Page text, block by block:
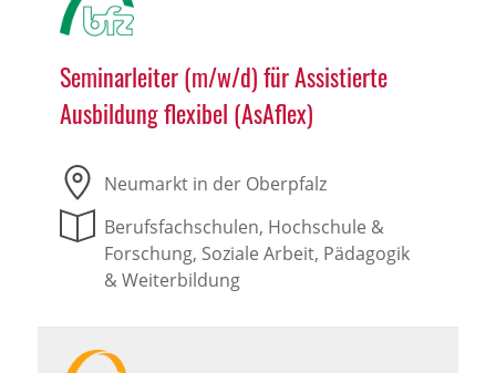
Seminarleiter (m/w/d) für Assistierte
Ausbildung flexibel (AsAflex)
Neumarkt in der Oberpfalz
Berufsfachschulen, Hochschule &
Forschung, Soziale Arbeit, Pädagogik
& Weiterbildung